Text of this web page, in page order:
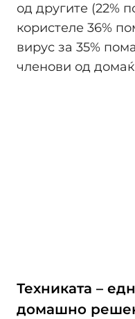
од другите (22%
користеле 36%
вирус за 35%
членови од
Техниката –
домашно